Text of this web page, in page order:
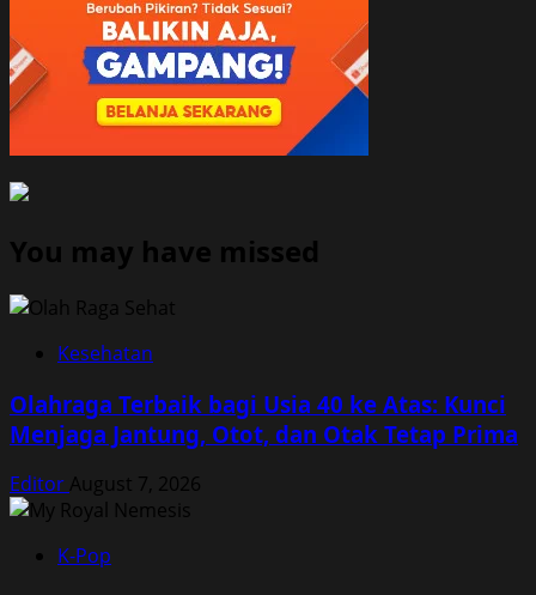
You may have missed
Kesehatan
Olahraga Terbaik bagi Usia 40 ke Atas: Kunci
Menjaga Jantung, Otot, dan Otak Tetap Prima
Editor August 7, 2026
K-Pop